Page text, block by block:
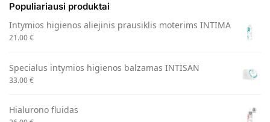
Populiariausi produktai
Intymios higienos aliejinis prausiklis moterims INTIMA
21.00€
Specialus intymios higienos balzamas INTISAN
33.00€
Hialurono fluidas